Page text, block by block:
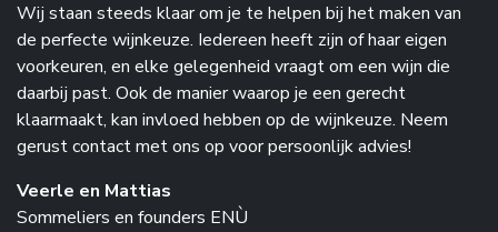
Wij staan steeds klaar om je te helpen bij het maken van
de perfecte wijnkeuze. Iedereen heeft zijn of haar eigen
voorkeuren, en elke gelegenheid vraagt om een wijn die
daarbij past. Ook de manier waarop je een gerecht
klaarmaakt, kan invloed hebben op de wijnkeuze. Neem
gerust contact met ons op voor persoonlijk advies!
Veerle en Mattias
Sommeliers en founders ENÙ